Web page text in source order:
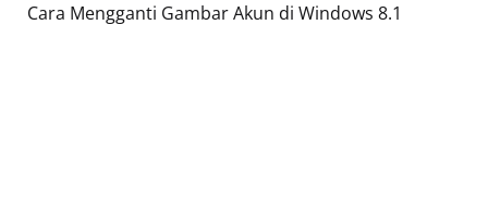
Cara Mengganti Gambar Akun di Windows 8.1